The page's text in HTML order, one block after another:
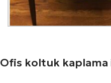
Ofis koltuk kaplama